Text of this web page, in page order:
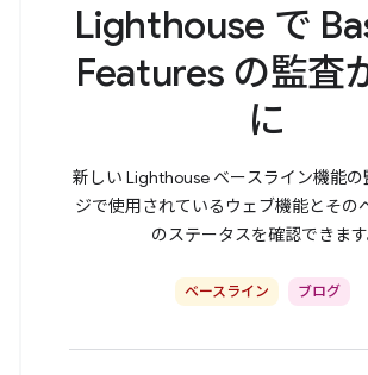
Lighthouse で
Features の監査
に
新しい Lighthouse ベースライン機能の
ジで使用されているウェブ機能とその
のステータスを確認できます
ベースライン ブログ